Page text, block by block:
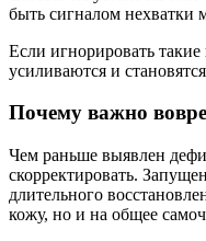
быть сигналом нехватки
Если игнорировать
усиливаются и
Почему важно
Чем раньше выявлен
скорректировать.
длительного
кожу, но и на общее